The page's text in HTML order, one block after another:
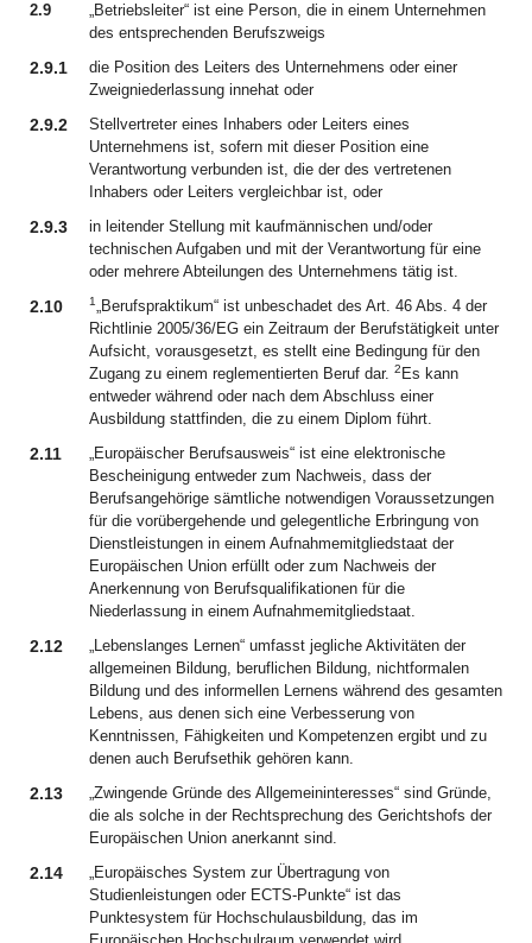
2.9
„Betriebsleiter“ ist eine Person, die in einem Unternehmen
des entsprechenden Berufszweigs
2.9.1
die Position des Leiters des Unternehmens oder einer
Zweigniederlassung innehat oder
2.9.2
Stellvertreter eines Inhabers oder Leiters eines
Unternehmens ist, sofern mit dieser Position eine
Verantwortung verbunden ist, die der des vertretenen
Inhabers oder Leiters vergleichbar ist, oder
2.9.3
in leitender Stellung mit kaufmännischen und/oder
technischen Aufgaben und mit der Verantwortung für eine
oder mehrere Abteilungen des Unternehmens tätig ist.
2.10 1„Berufspraktikum“ ist unbeschadet des Art. 46 Abs. 4 der
Richtlinie 2005/36/EG ein Zeitraum der Berufstätigkeit unter
Aufsicht, vorausgesetzt, es stellt eine Bedingung für den
Zugang zu einem reglementierten Beruf dar. 2 Es kann
entweder während oder nach dem Abschluss einer
Ausbildung stattfinden, die zu einem Diplom führt.
2.11
„Europäischer Berufsausweis“ ist eine elektronische
Bescheinigung entweder zum Nachweis, dass der
Berufsangehörige sämtliche notwendigen Voraussetzungen
für die vorübergehende und gelegentliche Erbringung von
Dienstleistungen in einem Aufnahmemitgliedstaat der
Europäischen Union erfüllt oder zum Nachweis der
Anerkennung von Berufsqualifikationen für die
Niederlassung in einem Aufnahmemitgliedstaat.
2.12
„Lebenslanges Lernen“ umfasst jegliche Aktivitäten der
allgemeinen Bildung, beruflichen Bildung, nichtformalen
Bildung und des informellen Lernens während des gesamten
Lebens, aus denen sich eine Verbesserung von
Kenntnissen, Fähigkeiten und Kompetenzen ergibt und zu
denen auch Berufsethik gehören kann.
2.13
„Zwingende Gründe des Allgemeininteresses“ sind Gründe,
die als solche in der Rechtsprechung des Gerichtshofs der
Europäischen Union anerkannt sind.
2.14
„Europäisches System zur Übertragung von
Studienleistungen oder ECTS-Punkte“ ist das
Punktesystem für Hochschulausbildung, das im